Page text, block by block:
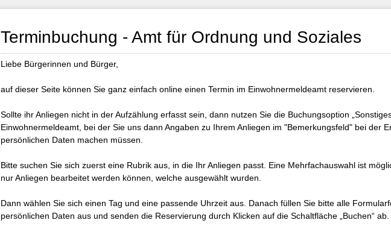
Terminbuchung - Amt für Ordnung und Soziales
Liebe Bürgerinnen und Bürger,
auf dieser Seite können Sie ganz einfach online einen Termin im Einwohnermeldeamt reservieren.
Sollte ihr Anliegen nicht in der Aufzählung erfasst sein, dann nutzen Sie die Buchungsoption
Einwohnermeldeamt, bei der Sie uns dann Angaben zu Ihrem Anliegen im "Bemerkungsfeld" bei der
persönlichen Daten machen müssen.
Bitte suchen Sie sich zuerst eine Rubrik aus, in die Ihr Anliegen passt. Eine Mehrfachauswahl ist
nur Anliegen bearbeitet werden können, welche ausgewählt wurden.
Dann wählen Sie sich einen Tag und eine passende Uhrzeit aus. Danach füllen Sie bitte alle
persönlichen Daten aus und senden die Reservierung durch Klicken auf die Schaltfläche „Buchen“ ab.